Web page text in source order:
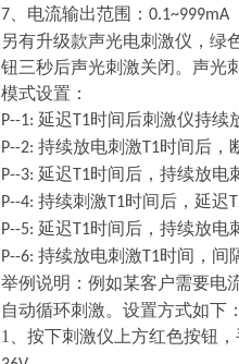
7 、电流输出范围： 0.1~999mA
另有升级款声光电刺激仪，绿
钮三秒后声光刺激关闭。声光
模式设置：
P--1: 延迟 T1时间后刺激仪持续
P--2: 持续放电刺激 T1时间后 ，
P--3: 延迟 T1时间 后，持续放电
P--4: 持续刺激 T1时间后 ， 延迟
P--5: 延迟 T1时间后 ， 持续放电
P--6: 持续放电刺激 T1时间 ， 间
举例说明：例如某客户需要电
自动循环刺激。设置方式如下：
1、 按下刺激仪上方红色按钮